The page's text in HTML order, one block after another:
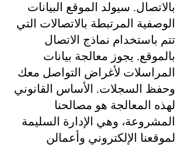
بالاتصال. سيولد الموقع البيانات
الوصفية المرتبطة بالاتصالات التي
تتم باستخدام نماذج الاتصال
بالموقع. يجوز معالجة بيانات
المراسلات لأغراض التواصل معك
وحفظ السجلات. الأساس القانوني
لهذه المعالجة هو مصالحنا
المشروعة، وهي الإدارة السليمة
لموقعنا الإلكتروني وأعمالن